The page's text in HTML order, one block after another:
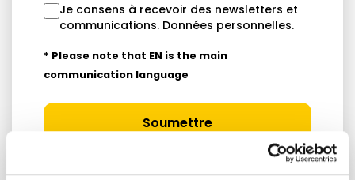
Je consens à recevoir des newsletters et
communications. Données personnelles.
* Please note that EN is the main
communication language
Soumettre